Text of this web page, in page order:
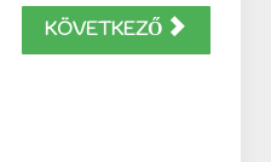
KÖVETKEZŐ